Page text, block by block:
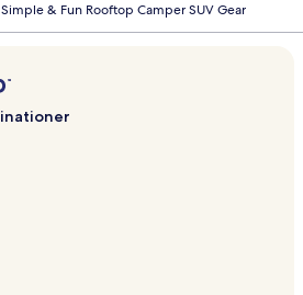
Simple & Fun Rooftop Camper SUV Gear